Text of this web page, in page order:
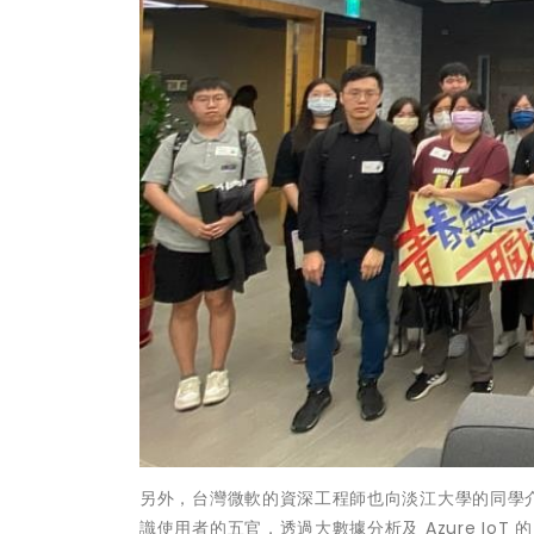
另外，台灣微軟的資深工程師也向淡江大學的同
識使用者的五官，透過大數據分析及 Azure IoT